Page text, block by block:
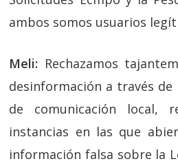
ambos somos usuarios
Meli: Rechazamos
desinformación a través
de comunicación local,
instancias en las que
información falsa sobre la